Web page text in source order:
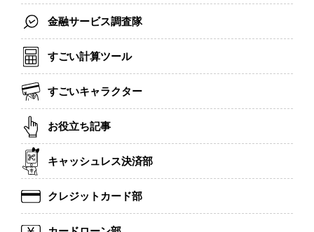
金融サービス調査隊
すごい計算ツール
すごいキャラクター
お役立ち記事
キャッシュレス決済部
クレジットカード部